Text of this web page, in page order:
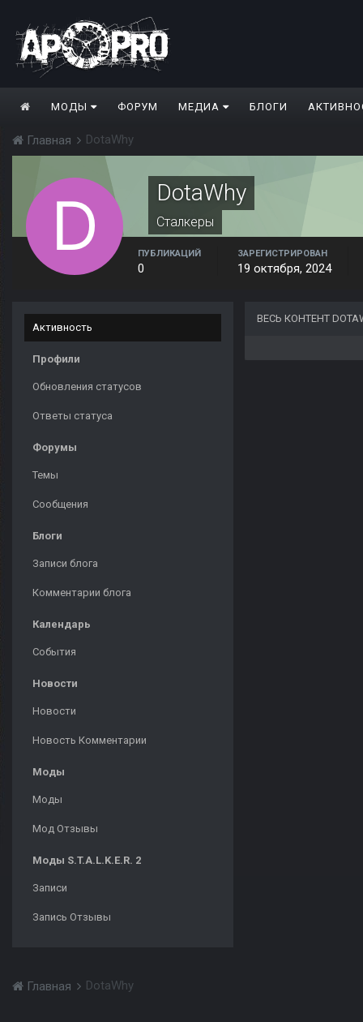
МОДЫ ФОРУМ МЕДИА БЛОГИ
Главная DotaWhy
DotaWhy
Сталкеры
ПУБЛИКАЦИЙ
0
ЗАРЕГИСТРИРОВАН
19 октября, 2024
Активность
Профили
Обновления статусов
Ответы статуса
Форумы
Темы
Сообщения
Блоги
Записи блога
Комментарии блога
Календарь
События
Новости
Новости
Новость Комментарии
Моды
Моды
Мод Отзывы
Моды S.T.A.L.K.E.R. 2
Записи
Запись Отзывы
ВЕСЬ КОНТЕНТ
Главная DotaWhy